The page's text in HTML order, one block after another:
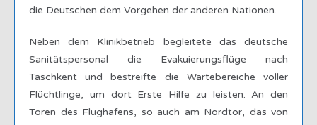
die Deutschen dem Vorgehen der anderen Nationen.
Neben dem Klinikbetrieb begleitete das deutsche
Sanitätspersonal die Evakuierungsflüge nach
Taschkent und bestreifte die Wartebereiche voller
Flüchtlinge, um dort Erste Hilfe zu leisten. An den
Toren des Flughafens, so auch am Nordtor, das von